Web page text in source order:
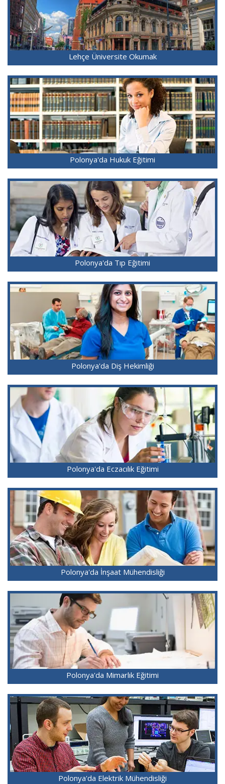
Lehçe Üniversite Okumak
Polonya'da Hukuk Eğitimi
Polonya'da Tıp Eğitimi
Polonya'da Diş Hekimliği
Polonya'da Eczacılık Eğitimi
Polonya'da İnşaat Mühendisliği
Polonya'da Mimarlık Eğitimi
Polonya'da Elektrik Mühendisliği